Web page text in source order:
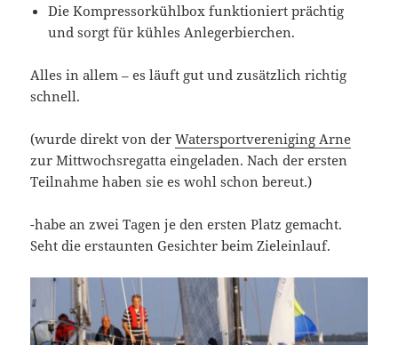
Die Kompressorkühlbox funktioniert prächtig
und sorgt für kühles Anlegerbierchen.
Alles in allem – es läuft gut und zusätzlich richtig
schnell.
(wurde direkt von derWatersportvereniging Arne
zur Mittwochsregatta eingeladen. Nach der ersten
Teilnahme haben sie es wohl schon bereut.)
-habe an zwei Tagen je den ersten Platz gemacht.
Seht die erstaunten Gesichter beim Zieleinlauf.